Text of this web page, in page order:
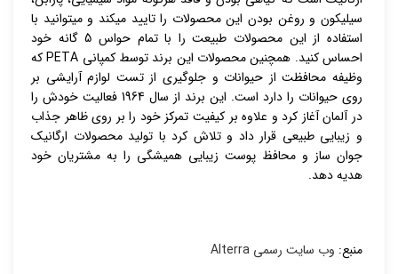
سیلیکون و روغن بودن این محصولات را تایید میکند و میتوانید با
استفاده از این محصولات طبیعت را با تمام حواس 5 گانه خود
احساس کنید. همچنین محصولات این برند توسط کمپانی PETA که
وظیفه محافظت از حیوانات و جلوگیری از تست لوازم آرایشی بر
روی حیوانات را دارد است. این برند از سال 1964 فعالیت خودش را
در آلمان آغاز کرد و علاوه بر کیفیت تمرکز خود را بر روی ظاهر جذاب
و زیبایی طبیعی قرار داد و تلاش کرد با تولید محصولات ارگانیک
جوان ساز و محافظ پوست زیبایی همیشگی را به مشتریان خود
هدیه دهد.
منبع: وب سایت رسمی Alterra